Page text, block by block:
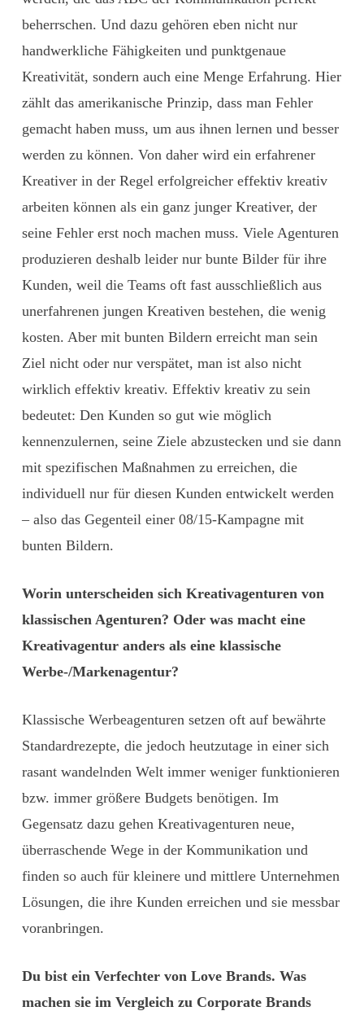
beherrschen. Und dazu gehören eben nicht nur
handwerkliche Fähigkeiten und punktgenaue
Kreativität, sondern auch eine Menge Erfahrung. Hier
zählt das amerikanische Prinzip, dass man Fehler
gemacht haben muss, um aus ihnen lernen und besser
werden zu können. Von daher wird ein erfahrener
Kreativer in der Regel erfolgreicher effektiv kreativ
arbeiten können als ein ganz junger Kreativer, der
seine Fehler erst noch machen muss. Viele Agenturen
produzieren deshalb leider nur bunte Bilder für ihre
Kunden, weil die Teams oft fast ausschließlich aus
unerfahrenen jungen Kreativen bestehen, die wenig
kosten. Aber mit bunten Bildern erreicht man sein
Ziel nicht oder nur verspätet, man ist also nicht
wirklich effektiv kreativ. Effektiv kreativ zu sein
bedeutet: Den Kunden so gut wie möglich
kennenzulernen, seine Ziele abzustecken und sie dann
mit spezifischen Maßnahmen zu erreichen, die
individuell nur für diesen Kunden entwickelt werden
– also das Gegenteil einer 08/15-Kampagne mit
bunten Bildern.
Worin unterscheiden sich Kreativagenturen von
klassischen Agenturen? Oder was macht eine
Kreativagentur anders als eine klassische
Werbe-/Markenagentur?
Klassische Werbeagenturen setzen oft auf bewährte
Standardrezepte, die jedoch heutzutage in einer sich
rasant wandelnden Welt immer weniger funktionieren
bzw. immer größere Budgets benötigen. Im
Gegensatz dazu gehen Kreativagenturen neue,
überraschende Wege in der Kommunikation und
finden so auch für kleinere und mittlere Unternehmen
Lösungen, die ihre Kunden erreichen und sie messbar
voranbringen.
Du bist ein Verfechter von Love Brands. Was
machen sie im Vergleich zu Corporate Brands